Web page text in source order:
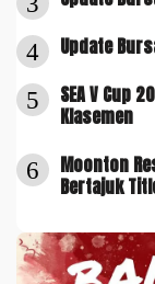
4 Update
5
SEA V Cup
Klasemen
6
Moonton
Bertajuk